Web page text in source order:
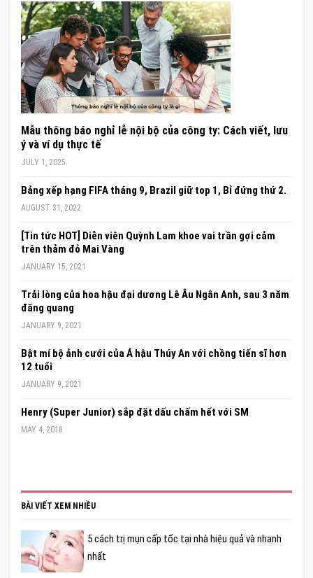
Mẫu thông báo nghỉ lễ nội bộ của công ty: Cách viết, lưu
ý và ví dụ thực tế
JULY 1, 2025
Bảng xếp hạng FIFA tháng 9, Brazil giữ top 1, Bỉ đứng thứ 2.
AUGUST 31, 2022
[Tin tức HOT] Diễn viên Quỳnh Lam khoe vai trần gợi cảm
trên thảm đỏ Mai Vàng
JANUARY 15, 2021
Trải lòng của hoa hậu đại dương Lê Âu Ngân Anh, sau 3 năm
đăng quang
JANUARY 9, 2021
Bật mí bộ ảnh cưới của Á hậu Thúy An với chồng tiến sĩ hơn
12 tuổi
JANUARY 9, 2021
Henry (Super Junior) sắp đặt dấu chấm hết với SM
MAY 4, 2018
BÀI VIẾT XEM NHIỀU
5 cách trị mụn cấp tốc tại nhà hiệu quả và nhanh
nhất